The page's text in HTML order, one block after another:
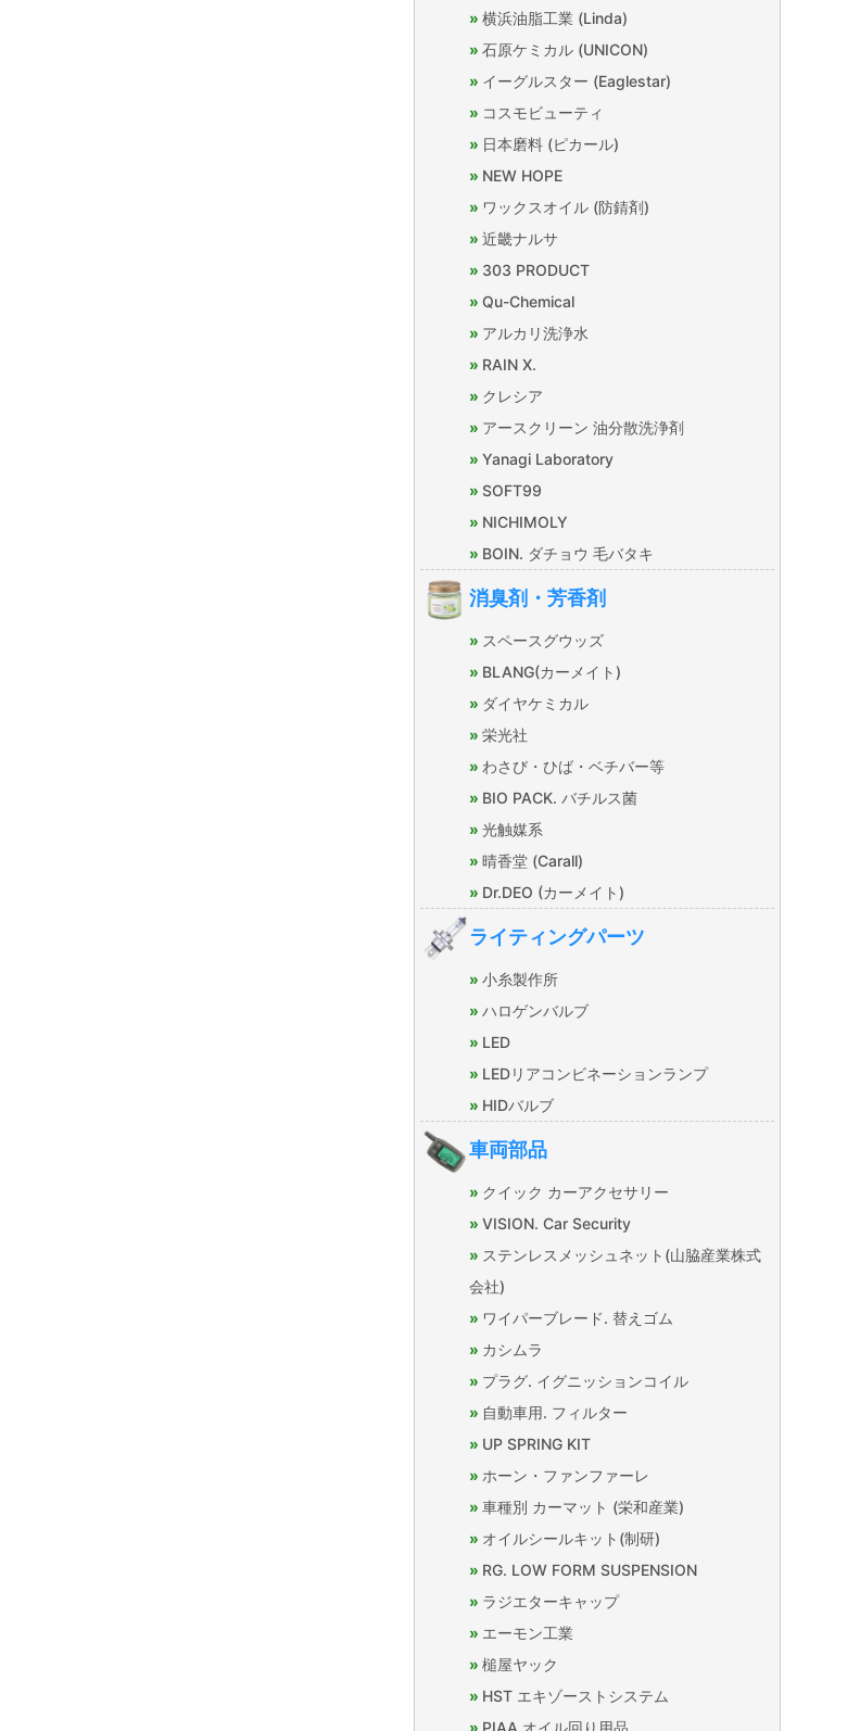
横浜油脂工業 (Linda)
石原ケミカル (UNICON)
イーグルスター (Eaglestar)
コスモビューティ
日本磨料 (ピカール)
NEW HOPE
ワックスオイル (防錆剤)
近畿ナルサ
303 PRODUCT
Qu-Chemical
アルカリ洗浄水
RAIN X.
クレシア
アースクリーン 油分散洗浄剤
Yanagi Laboratory
SOFT99
NICHIMOLY
BOIN. ダチョウ 毛バタキ
消臭剤・芳香剤
スペースグウッズ
BLANG(カーメイト)
ダイヤケミカル
栄光社
わさび・ひば・ベチバー等
BIO PACK. バチルス菌
光触媒系
晴香堂 (Carall)
Dr.DEO (カーメイト)
ライティングパーツ
小糸製作所
ハロゲンバルブ
LED
LEDリアコンビネーションランプ
HIDバルブ
車両部品
クイック カーアクセサリー
VISION. Car Security
ステンレスメッシュネット(山脇産業株式
会社)
ワイパーブレード. 替えゴム
カシムラ
プラグ. イグニッションコイル
自動車用. フィルター
UP SPRING KIT
ホーン・ファンファーレ
車種別 カーマット (栄和産業)
オイルシールキット(制研)
RG. LOW FORM SUSPENSION
ラジエターキャップ
エーモン工業
槌屋ヤック
HST エキゾーストシステム
PIAA オイル回り用品